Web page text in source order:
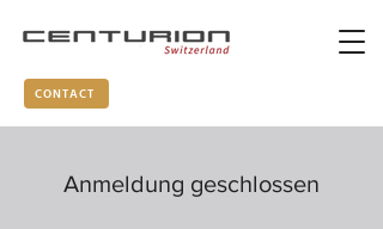
CONTACT
Anmeldung geschlossen